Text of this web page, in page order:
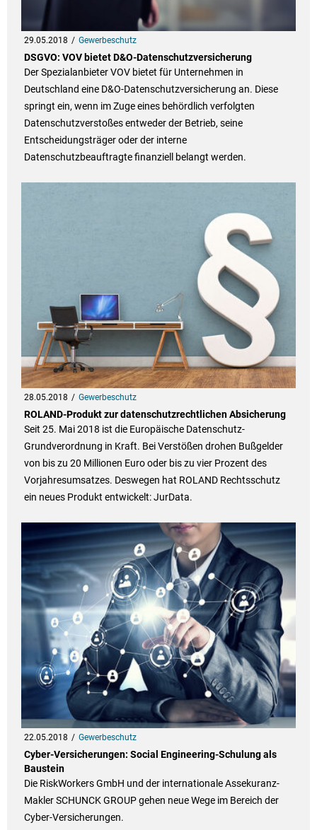
29.05.2018 Gewerbeschutz
DSGVO: VOV bietet D&O-Datenschutzversicherung
Der Spezialanbieter VOV bietet für Unternehmen in
Deutschland eine D&O-Datenschutzversicherung an. Diese
springt ein, wenn im Zuge eines behördlich verfolgten
Datenschutzverstoßes entweder der Betrieb, seine
Entscheidungsträger oder der interne
Datenschutzbeauftragte finanziell belangt werden.
28.05.2018 Gewerbeschutz
ROLAND-Produkt zur datenschutzrechtlichen Absicherung
Seit 25. Mai 2018 ist die Europäische Datenschutz-
Grundverordnung in Kraft. Bei Verstößen drohen Bußgelder
von bis zu 20 Millionen Euro oder bis zu vier Prozent des
Vorjahresumsatzes. Deswegen hat ROLAND Rechtsschutz
ein neues Produkt entwickelt: JurData.
22.05.2018 Gewerbeschutz
Cyber-Versicherungen: Social Engineering-Schulung als
Baustein
Die RiskWorkers GmbH und der internationale Assekuranz-
Makler SCHUNCK GROUP gehen neue Wege im Bereich der
Cyber-Versicherungen.